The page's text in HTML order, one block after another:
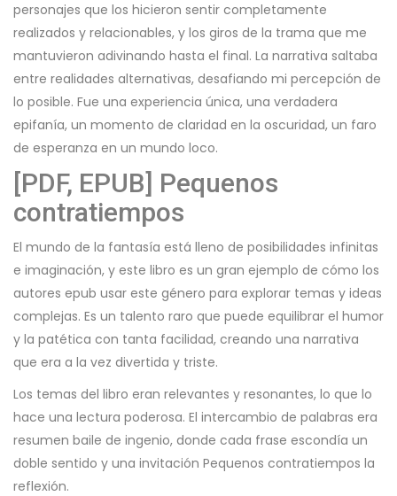
personajes que los hicieron sentir completamente
realizados y relacionables, y los giros de la trama que me
mantuvieron adivinando hasta el final. La narrativa saltaba
entre realidades alternativas, desafiando mi percepción de
lo posible. Fue una experiencia única, una verdadera
epifanía, un momento de claridad en la oscuridad, un faro
de esperanza en un mundo loco.
[PDF, EPUB] Pequenos
contratiempos
El mundo de la fantasía está lleno de posibilidades infinitas
e imaginación, y este libro es un gran ejemplo de cómo los
autores epub usar este género para explorar temas y ideas
complejas. Es un talento raro que puede equilibrar el humor
y la patética con tanta facilidad, creando una narrativa
que era a la vez divertida y triste.
Los temas del libro eran relevantes y resonantes, lo que lo
hace una lectura poderosa. El intercambio de palabras era
resumen baile de ingenio, donde cada frase escondía un
doble sentido y una invitación Pequenos contratiempos la
reflexión.